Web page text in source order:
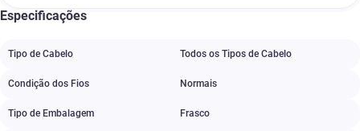
Especificações
Tipo de Cabelo Todos os Tipos de Cabelo
Condição dos Fios Normais
Tipo de Embalagem Frasco